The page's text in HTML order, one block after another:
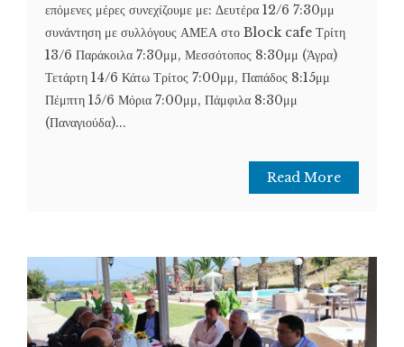
επόμενες μέρες συνεχίζουμε με: Δευτέρα 12/6 7:30μμ
συνάντηση με συλλόγους ΑΜΕΑ στο Block cafe Τρίτη
13/6 Παράκοιλα 7:30μμ, Μεσσότοπος 8:30μμ (Άγρα)
Τετάρτη 14/6 Κάτω Τρίτος 7:00μμ, Παπάδος 8:15μμ
Πέμπτη 15/6 Μόρια 7:00μμ, Πάμφιλα 8:30μμ
(Παναγιούδα)...
Read More